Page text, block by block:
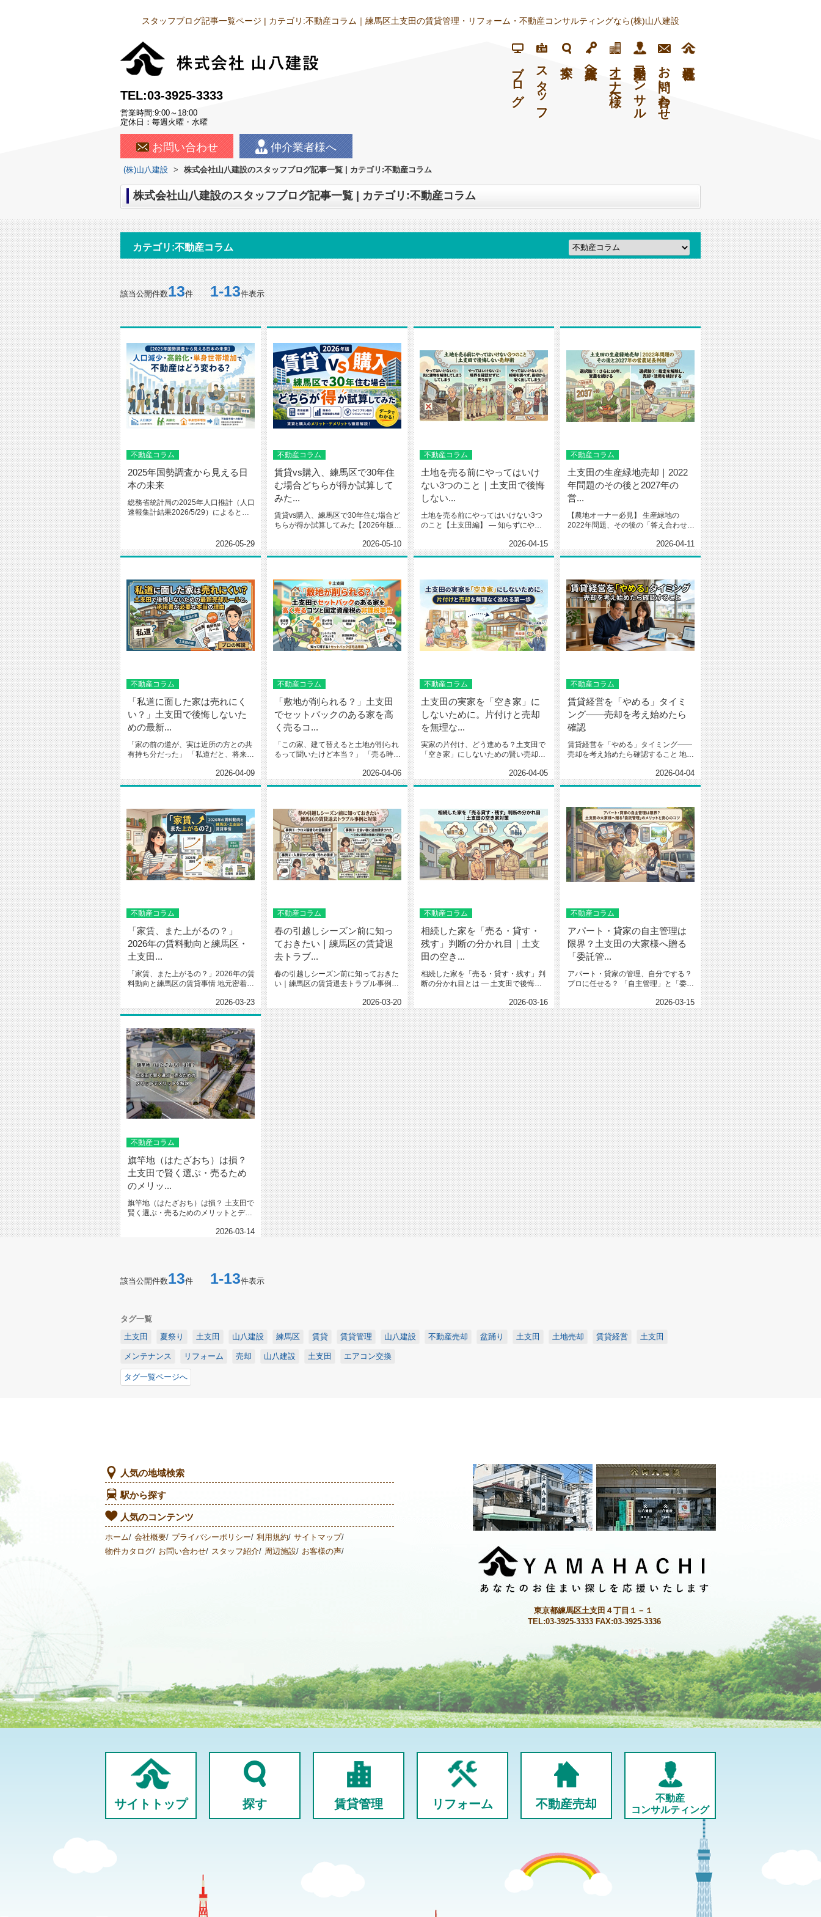
スタッフブログ記事一覧ページ | カテゴリ:不動産コラム｜練馬区土支田の賃貸管理・リフォーム・不動産コンサルティングなら(株)山八建設
TEL:03-3925-3333
営業時間:9:00～18:00
定休日：毎週火曜・水曜
お問い合わせ 仲介業者様へ
お問い合わせ
不動産コンサル
オーナー様へ
入居者様へ
探す
スタッフ
ブログ
(株)山八建設 > 株式会社山八建設のスタッフブログ記事一覧 | カテゴリ:不動産コラム
株式会社山八建設のスタッフブログ記事一覧 | カテゴリ:不動産コラム
カテゴリ:不動産コラム
該当公開件数13件1-13件表示
不動産コラム
2025年国勢調査から見える日
本の未来
総務省統計局の2025年人口推計（人口
速報集計結果2026/5/29）によると、
2026-05-29
不動産コラム
賃貸vs購入、練馬区で30年住
む場合どちらが得か試算して
みた...
賃貸vs購入、練馬区で30年住む場合ど
ちらが得か試算してみた【2026年版】
2026-05-10
不動産コラム
土地を売る前にやってはいけ
ない3つのこと｜土支田で後悔
しない...
土地を売る前にやってはいけない3つ
のこと【土支田編】 ― 知らずにやる
2026-04-15
不動産コラム
土支田の生産緑地売却｜2022
年問題のその後と2027年の
営...
【農地オーナー必見】 生産緑地の
2022年問題、その後の「答え合わせ」
2026-04-11
不動産コラム
「私道に面した家は売れにく
い？」土支田で後悔しないた
めの最新...
「家の前の道が、実は近所の方との共
有持ち分だった」 「私道だと、将来建
2026-04-09
不動産コラム
「敷地が削られる？」土支田
でセットバックのある家を高
く売るコ...
「この家、建て替えると土地が削られ
るって聞いたけど本当？」 「売る時
2026-04-06
不動産コラム
土支田の実家を「空き家」に
しないために。片付けと売却
を無理な...
実家の片付け、どう進める？土支田で
「空き家」にしないための賢い売却・
2026-04-05
不動産コラム
賃貸経営を「やめる」タイミ
ング——売却を考え始めたら
確認
賃貸経営を「やめる」タイミング——
売却を考え始めたら確認すること 地元
2026-04-04
不動産コラム
「家賃、また上がるの？」
2026年の賃料動向と練馬区・
土支田...
「家賃、また上がるの？」2026年の賃
料動向と練馬区の賃貸事情 地元密着の
2026-03-23
不動産コラム
春の引越しシーズン前に知っ
ておきたい｜練馬区の賃貸退
去トラブ...
春の引越しシーズン前に知っておきた
い｜練馬区の賃貸退去トラブル事例と
2026-03-20
不動産コラム
相続した家を「売る・貸す・
残す」判断の分かれ目｜土支
田の空き...
相続した家を「売る・貸す・残す」判
断の分かれ目とは ― 土支田で後悔し
2026-03-16
不動産コラム
アパート・貸家の自主管理は
限界？土支田の大家様へ贈る
「委託管...
アパート・貸家の管理、自分でする？
プロに任せる？ 「自主管理」と「委託
2026-03-15
不動産コラム
旗竿地（はたざおち）は損？
土支田で賢く選ぶ・売るため
のメリッ...
旗竿地（はたざおち）は損？ 土支田で
賢く選ぶ・売るためのメリットとデメ
2026-03-14
該当公開件数13件 1-13件表示
タグ一覧
土支田
夏祭り 土支田 山八建設 練馬区 賃貸 賃貸管理 山八建設 不動産売却 盆踊り 土支田 土地売却 賃貸経営 土支田
メンテナンス リフォーム 売却 山八建設 土支田 エアコン交換
タグ一覧ページへ
人気の地域検索
駅から探す
人気のコンテンツ
ホーム 会社概要 プライバシーポリシー 利用規約
サイトマップ
物件カタログ
お問い合わせ スタッフ紹介 周辺施設 お客様の声
東京都練馬区土支田４丁目１－１
TEL:03-3925-3333 FAX:03-3925-3336
サイトトップ 探す 賃貸管理 リフォーム 不動産売却
不動産
コンサルティング